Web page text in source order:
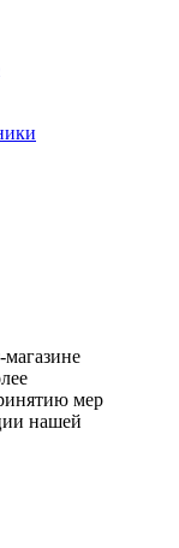
мер
нашей